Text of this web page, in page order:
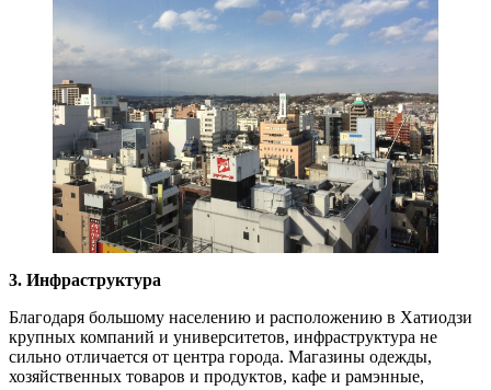
3. Инфраструктура
Благодаря большому населению и расположению в Хатиодзи
крупных компаний и университетов, инфраструктура не
сильно отличается от центра города. Магазины одежды,
хозяйственных товаров и продуктов, кафе и рамэнные,